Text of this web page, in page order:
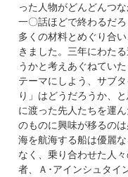
った人物がどんどんつ
一〇話ほどで終わるだ
多くの材料とめぐり合
きました。三年にわた
うかと考えあぐねてい
テーマにしよう、サブ
り」はどうだろうか、
に渡った先人たちを運
のものに興味が移るの
海を航海する船は優麗
なく、乗り合わせた人
者、Ａ･アインシュタイ